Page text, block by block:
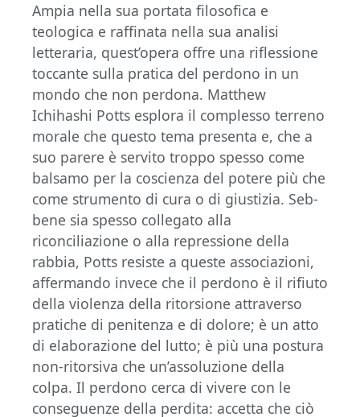
Ampia nella sua portata filosofica e
teologica e raffinata nella sua analisi
letteraria, quest’opera offre una riflessione
toccante sulla pratica del perdono in un
mondo che non perdona. Matthew
Ichihashi Potts esplora il complesso terreno
morale che questo tema presenta e, che a
suo parere è servito troppo spesso come
balsamo per la coscienza del potere più che
come strumento di cura o di giustizia. Seb­
bene sia spesso collegato alla
riconciliazione o alla repressione della
rabbia, Potts resiste a queste associazioni,
affermando invece che il perdono è il rifiuto
della violenza della ritor­sione attraverso
pratiche di penitenza e di do­lore; è un atto
di elaborazione del lutto; è più una postura
non-ritorsiva che un’assoluzione della
colpa. Il perdono cerca di vivere con le
conseguenze della perdita: accetta che ciò